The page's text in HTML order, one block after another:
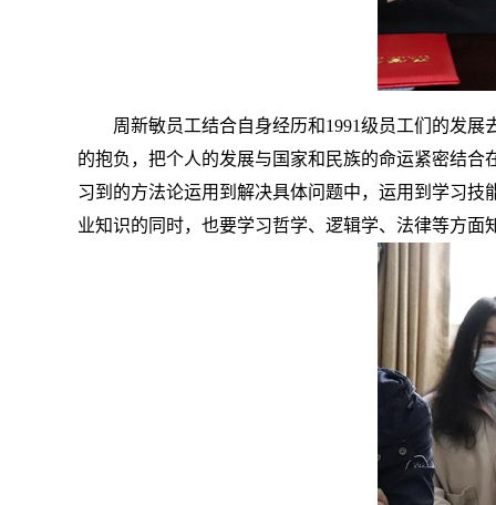
周新敏员工结合自身经历和1991级员工们的发
的抱负，把个人的发展与国家和民族的命运紧密结
习到的方法论运用到解决具体问题中，运用到学习
业知识的同时，也要学习哲学、逻辑学、法律等方